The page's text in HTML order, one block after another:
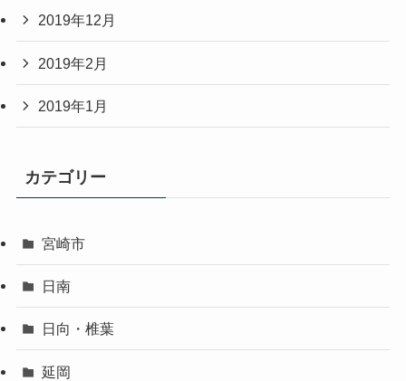
2019年12月
2019年2月
2019年1月
カテゴリー
宮崎市
日南
日向・椎葉
延岡